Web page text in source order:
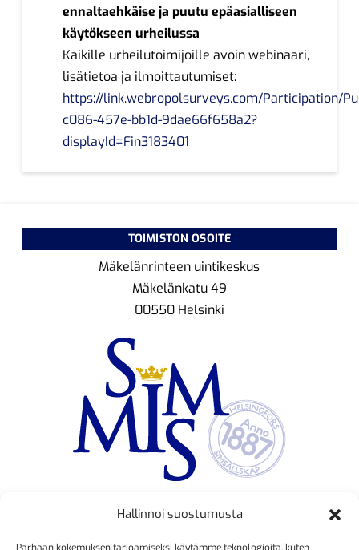
Hallinnoi suostumusta
ennaltaehkäise ja puutu epäasialliseen
käytökseen urheilussa
Kaikille urheilutoimijoille avoin webinaari,
lisätietoa ja ilmoittautumiset:
https://link.webropolsurveys.com/Participation/
c086-457e-bb1d-9dae66f658a2?
displayId=Fin3183401
TOIMISTON OSOITE
Mäkelänrinteen uintikeskus
Mäkelänkatu 49
00550 Helsinki